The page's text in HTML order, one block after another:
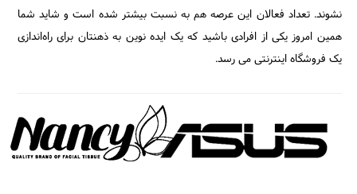
نشوند. تعداد فعالان این عرصه هم به نسبت بیشتر شده است و شاید شما
همین امروز یکی از افرادی باشید که یک ایده نوین به ذهنتان برای راه‌اندازی
یک فروشگاه اینترنتی می رسد.